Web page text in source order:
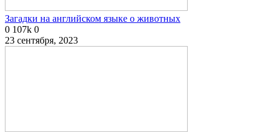
Загадки на английском языке о животных
0 107k 0
23 сентября, 2023